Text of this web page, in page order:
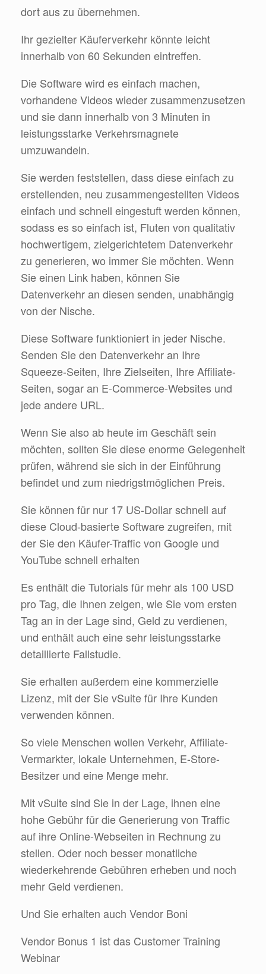
dort aus zu übernehmen.
Ihr gezielter Käuferverkehr könnte leicht
innerhalb von 60 Sekunden eintreffen.
Die Software wird es einfach machen,
vorhandene Videos wieder zusammenzusetzen
und sie dann innerhalb von 3 Minuten in
leistungsstarke Verkehrsmagnete
umzuwandeln.
Sie werden feststellen, dass diese einfach zu
erstellenden, neu zusammengestellten Videos
einfach und schnell eingestuft werden können,
sodass es so einfach ist, Fluten von qualitativ
hochwertigem, zielgerichtetem Datenverkehr
zu generieren, wo immer Sie möchten. Wenn
Sie einen Link haben, können Sie
Datenverkehr an diesen senden, unabhängig
von der Nische.
Diese Software funktioniert in jeder Nische.
Senden Sie den Datenverkehr an Ihre
Squeeze-Seiten, Ihre Zielseiten, Ihre Affiliate-
Seiten, sogar an E-Commerce-Websites und
jede andere URL.
Wenn Sie also ab heute im Geschäft sein
möchten, sollten Sie diese enorme Gelegenheit
prüfen, während sie sich in der Einführung
befindet und zum niedrigstmöglichen Preis.
Sie können für nur 17 US-Dollar schnell auf
diese Cloud-basierte Software zugreifen, mit
der Sie den Käufer-Traffic von Google und
YouTube schnell erhalten
Es enthält die Tutorials für mehr als 100 USD
pro Tag, die Ihnen zeigen, wie Sie vom ersten
Tag an in der Lage sind, Geld zu verdienen,
und enthält auch eine sehr leistungsstarke
detaillierte Fallstudie.
Sie erhalten außerdem eine kommerzielle
Lizenz, mit der Sie vSuite für Ihre Kunden
verwenden können.
So viele Menschen wollen Verkehr, Affiliate-
Vermarkter, lokale Unternehmen, E-Store-
Besitzer und eine Menge mehr.
Mit vSuite sind Sie in der Lage, ihnen eine
hohe Gebühr für die Generierung von Traffic
auf ihre Online-Webseiten in Rechnung zu
stellen. Oder noch besser monatliche
wiederkehrende Gebühren erheben und noch
mehr Geld verdienen.
Und Sie erhalten auch Vendor Boni
Vendor Bonus 1 ist das Customer Training
Webinar